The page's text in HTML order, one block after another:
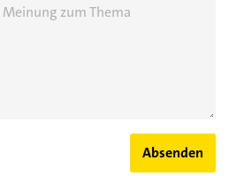
Meinung zum Thema
Absenden